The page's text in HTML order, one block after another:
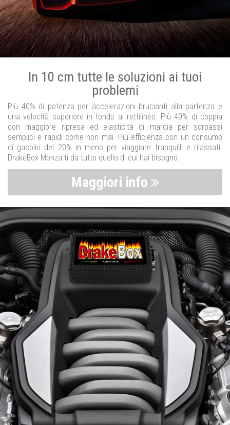
In 10 cm tutte le soluzioni ai tuoi
problemi
Più 40% di potenza per accelerazioni brucianti alla partenza e
una velocità superiore in fondo al rettilineo. Più 40% di coppia
con maggiore ripresa ed elasticità di marcia per sorpassi
semplici e rapidi come non mai. Più efficienza con un consumo
di gasolio del 20% in meno per viaggiare tranquilli e rilassati.
DrakeBox Monza ti da tutto quello di cui hai bisogno.
Maggiori info